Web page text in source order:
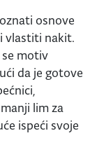
osnove
vlastiti nakit.
se motiv
da je gotove
lim za
ispeći svoje